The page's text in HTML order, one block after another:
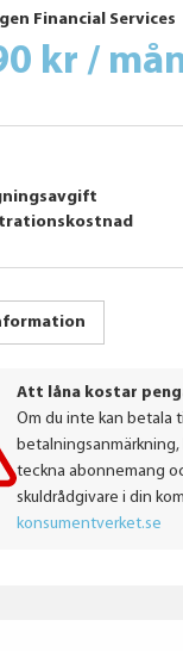
Financial Services
kr /
Att låna kostar
Om du inte kan betala
teckna abonnemang
skuldrådgivare i din
konsumentverket.se